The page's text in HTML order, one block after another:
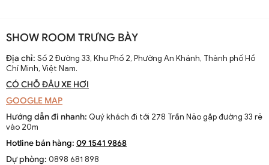
SHOW ROOM TRƯNG BÀY
Địa chỉ: Số 2 Đường 33, Khu Phố 2, Phường An Khánh, Thành phố Hồ
Chí Minh, Việt Nam.
CÓ CHỖ ĐẬU XE HƠI
GOOGLE MAP
Hướng dẫn đi nhanh: Quý khách đi tới 278 Trần Não gặp đường 33 rẽ
vào 20m
Hotline bán hàng: 09 1541 9868
Dự phòng: 0898 681 898